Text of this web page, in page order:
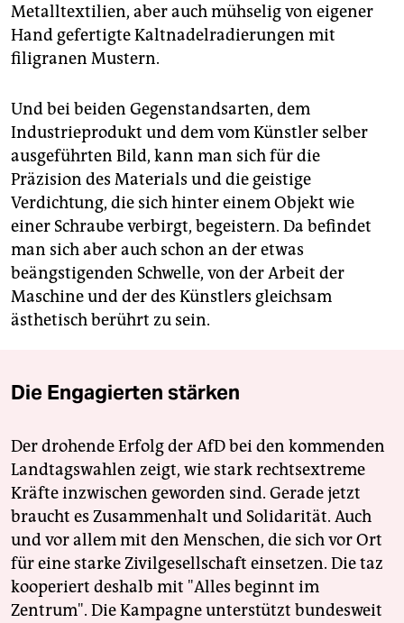
Metalltextilien, aber auch mühselig von eigener
Hand gefertigte Kaltnadelradierungen mit
filigranen Mustern.
Und bei beiden Gegenstandsarten, dem
Industrieprodukt und dem vom Künstler selber
ausgeführten Bild, kann man sich für die
Präzision des Materials und die geistige
Verdichtung, die sich hinter einem Objekt wie
einer Schraube verbirgt, begeistern. Da befindet
man sich aber auch schon an der etwas
beängstigenden Schwelle, von der Arbeit der
Maschine und der des Künstlers gleichsam
ästhetisch berührt zu sein.
Die Engagierten stärken
Der drohende Erfolg der AfD bei den kommenden
Landtagswahlen zeigt, wie stark rechtsextreme
Kräfte inzwischen geworden sind. Gerade jetzt
braucht es Zusammenhalt und Solidarität. Auch
und vor allem mit den Menschen, die sich vor Ort
für eine starke Zivilgesellschaft einsetzen. Die taz
kooperiert deshalb mit "Alles beginnt im
Zentrum". Die Kampagne unterstützt bundesweit